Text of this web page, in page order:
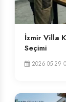
İzmir Villa
Seçimi
2026-05-29